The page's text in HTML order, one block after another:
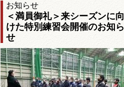
お知らせ
＜満員御礼＞来シーズンに向
けた特別練習会開催のお知ら
せ